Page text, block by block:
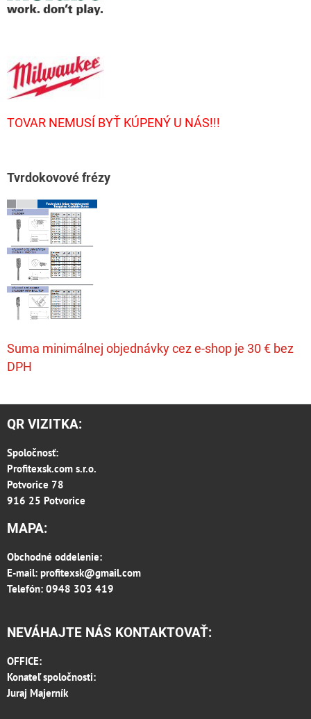
TOVAR NEMUSÍ BYŤ KÚPENÝ U NÁS!!!
Tvrdokovové frézy
Suma minimálnej objednávky cez e-shop je 30 € bez
DPH
QR VIZITKA:
Spoločnosť:
Profitexsk.com s.r.o.
Potvorice 78
916 25 Potvorice
MAPA:
Obchodné oddelenie:
E-mail: profitexsk@gmail.com
Telefón: 0948 303 419
NEVÁHAJTE NÁS KONTAKTOVAŤ:
OFFICE:
Konateľ spoločnosti:
Juraj Majerník